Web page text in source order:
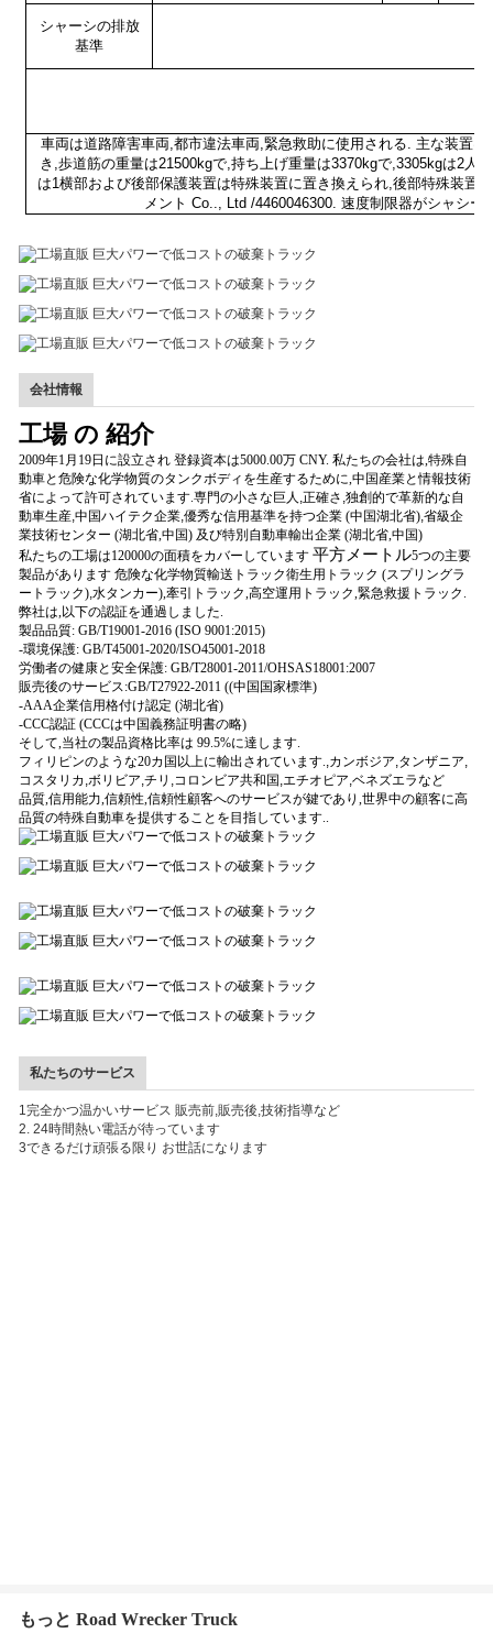
シャーシの排放
基準
車両は道路障害車両,都市違法車両,緊急救助に使用される. 主な装置
き,歩道筋の重量は21500kgで,持ち上げ重量は3370kgで,3305kgは2
は1横部および後部保護装置は特殊装置に置き換えられ,後部特殊装置
メント Co.., Ltd /4460046300. 速度制限器がシャシ
会社情報
工場 の 紹介
2009年1月19日に設立され 登録資本は5000.00万 CNY. 私たちの会社は,特殊自
動車と危険な化学物質のタンクボディを生産するために,中国産業と情報技術
省によって許可されています.専門の小さな巨人 ,正確さ ,独創的で革新的な自
動車生産,中国ハイテク企業,優秀な信用基準を持つ企業 (中国湖北省),省級企
業技術センター (湖北省,中国) 及び特別自動車輸出企業 (湖北省,中国)
私たちの工場は120000の面積をカバーしています 平方メートル5つの主要
製品があります 危険な化学物質輸送トラック衛生用トラック (スプリングラ
ートラック),水タンカー),牽引トラック,高空運用トラック,緊急救援トラック.
弊社は,以下の認証を通過しました.
製品品質: GB/T19001-2016 (ISO 9001:2015)
-環境保護: GB/T45001-2020/ISO45001-2018
労働者の健康と安全保護: GB/T28001-2011/OHSAS18001:2007
販売後のサービス:GB/T27922-2011 ((中国国家標準)
-AAA企業信用格付け認定 (湖北省)
-CCC認証 (CCCは中国義務証明書の略)
そして,当社の製品資格比率は 99.5%に達します.
フィリピンのような20カ国以上に輸出されています.,カンボジア,タンザニア,
コスタリカ ,ボリビア,チリ ,コロンビア共和国 ,エチオピア,ベネズエラなど
品質,信用能力,信頼性,信頼性顧客へのサービスが鍵であり,世界中の顧客に高
品質の特殊自動車を提供することを目指しています..
私たちのサービス
1完全かつ温かいサービス 販売前,販売後,技術指導など
2. 24時間熱い電話が待っています
3できるだけ頑張る限り お世話になります
もっと Road Wrecker Truck